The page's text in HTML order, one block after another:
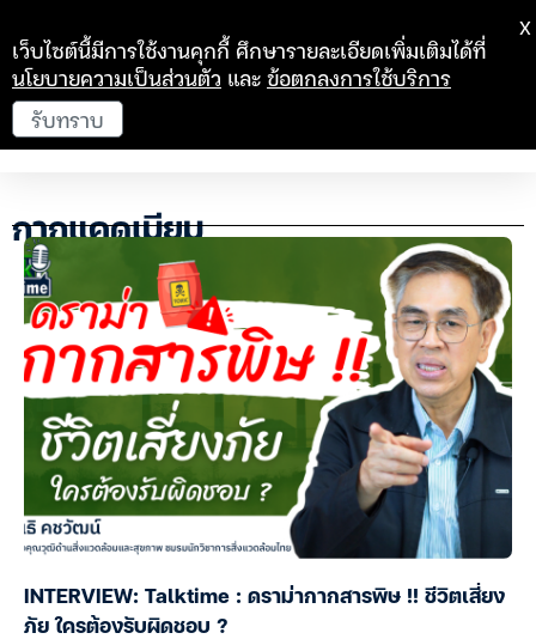
กากแคดเมียม
INTERVIEW: Talktime : ดราม่ากากสารพิษ !! ชีวิตเสี่ยง
ภัย ใครต้องรับผิดชอบ ?
เว็บไซต์นี้มีการใช้งานคุกกี้ ศึกษารายละเอียดเพิ่มเติมได้ที่
นโยบายความเป็นส่วนตัว และข้อตกลงการใช้บริการ
รับทราบ
X